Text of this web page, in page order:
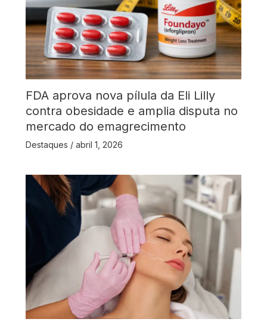
FDA aprova nova pílula da Eli Lilly
contra obesidade e amplia disputa no
mercado do emagrecimento
Destaques / abril 1, 2026